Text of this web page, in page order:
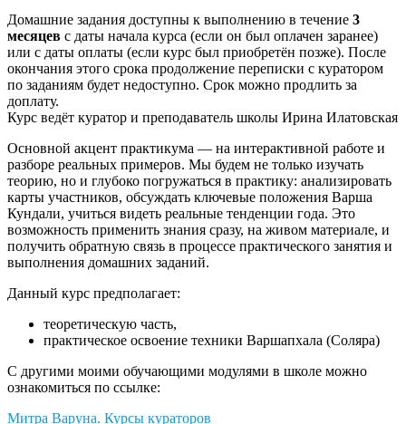
Домашние задания доступны к выполнению в течение 3
месяцев с даты начала курса (если он был оплачен заранее)
или с даты оплаты (если курс был приобретён позже). После
окончания этого срока продолжение переписки с куратором
по заданиям будет недоступно. Срок можно продлить за
доплату.
Курс ведёт куратор и преподаватель школы Ирина Илатовская
Основной акцент практикума — на интерактивной работе и
разборе реальных примеров. Мы будем не только изучать
теорию, но и глубоко погружаться в практику: анализировать
карты участников, обсуждать ключевые положения Варша
Кундали, учиться видеть реальные тенденции года. Это
возможность применить знания сразу, на живом материале, и
получить обратную связь в процессе практического занятия и
выполнения домашних заданий.
Данный курс предполагает:
теоретическую часть,
практическое освоение техники Варшапхала (Соляра)
С другими моими обучающими модулями в школе можно
ознакомиться по ссылке:
Митра Варуна. Курсы кураторов